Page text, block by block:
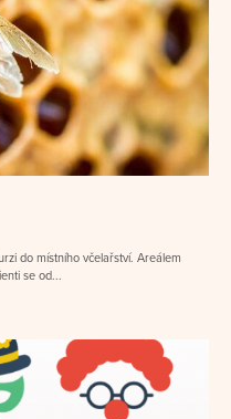
do místního včelařství. Areálem
se od...